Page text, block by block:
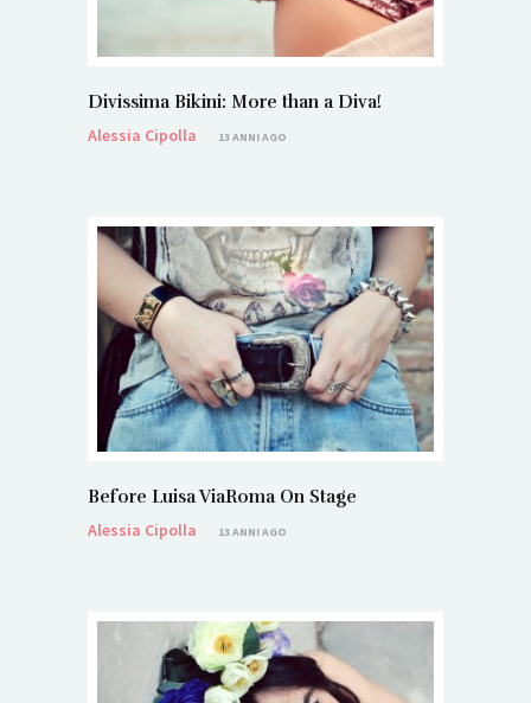
Divissima Bikini: More than a Diva!
Alessia Cipolla
13 ANNI AGO
Before Luisa ViaRoma On Stage
Alessia Cipolla
13 ANNI AGO